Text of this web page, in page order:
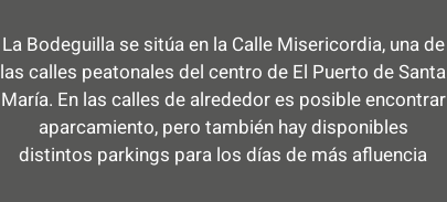
La Bodeguilla se sitúa en la Calle Misericordia, una de
las calles peatonales del centro de El Puerto de Santa
María. En las calles de alrededor es posible encontrar
aparcamiento, pero también hay disponibles
distintos parkings para los días de más afluencia